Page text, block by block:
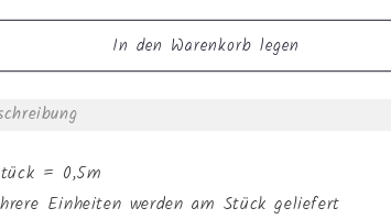
Menge
für
Sommersweat
In den Warenkorb legen
= 0,5m
Einheiten werden am Stück geliefert